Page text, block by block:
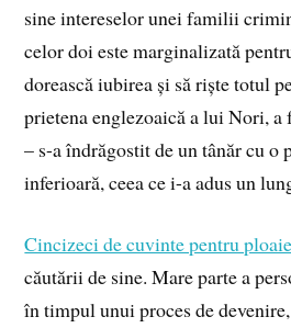
sine intereselor unei familii
celor doi este marginalizată
dorească iubirea și să riște totul
prietena englezoaică a lui Nori, a
– s-a îndrăgostit de un tânăr cu o
inferioară, ceea ce i-a adus un
Cincizeci de cuvinte pentru ploaie
căutării de sine. Mare parte a
în timpul unui proces de